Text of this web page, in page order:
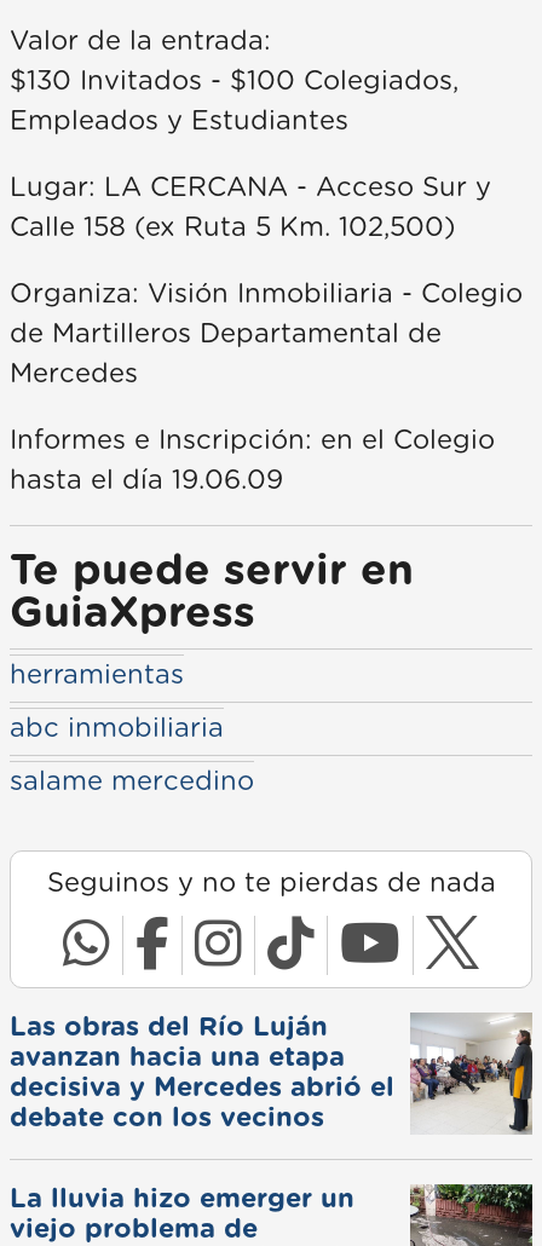
Valor de la entrada:
$130 Invitados - $100 Colegiados,
Empleados y Estudiantes
Lugar: LA CERCANA - Acceso Sur y
Calle 158 (ex Ruta 5 Km. 102,500)
Organiza: Visión Inmobiliaria - Colegio
de Martilleros Departamental de
Mercedes
Informes e Inscripción: en el Colegio
hasta el día 19.06.09
Te puede servir en
GuiaXpress
herramientas
abc inmobiliaria
salame mercedino
Seguinos y no te pierdas de nada
Las obras del Río Luján
avanzan hacia una etapa
decisiva y Mercedes abrió el
debate con los vecinos
La lluvia hizo emerger un
viejo problema de